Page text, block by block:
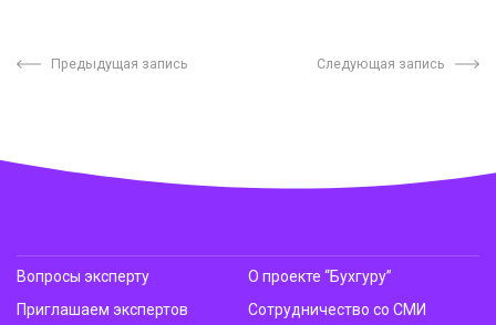
Предыдущая запись Следующая запись
Вопросы эксперту
Приглашаем экспертов
О проекте “Бухгуру”
Сотрудничество со СМИ